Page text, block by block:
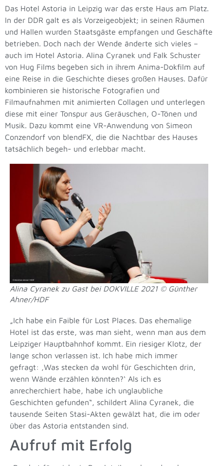
Das Hotel Astoria in Leipzig war das erste Haus am Platz.
In der DDR galt es als Vorzeigeobjekt; in seinen Räumen
und Hallen wurden Staatsgäste empfangen und Geschäfte
betrieben. Doch nach der Wende änderte sich vieles –
auch im Hotel Astoria. Alina Cyranek und Falk Schuster
von Hug Films begeben sich in ihrem Anima-Dokfilm auf
eine Reise in die Geschichte dieses großen Hauses. Dafür
kombinieren sie historische Fotografien und
Filmaufnahmen mit animierten Collagen und unterlegen
diese mit einer Tonspur aus Geräuschen, O-Tönen und
Musik. Dazu kommt eine VR-Anwendung von Simeon
Conzendorf von blendFX, die die Nachtbar des Hauses
tatsächlich begeh- und erlebbar macht.
Alina Cyranek zu Gast bei DOKVILLE 2021 © Günther
Ahner/HDF
„Ich habe ein Faible für Lost Places. Das ehemalige
Hotel ist das erste, was man sieht, wenn man aus dem
Leipziger Hauptbahnhof kommt. Ein riesiger Klotz, der
lange schon verlassen ist. Ich habe mich immer
gefragt: ‚Was stecken da wohl für Geschichten drin,
wenn Wände erzählen könnten?‘ Als ich es
anrecherchiert habe, habe ich unglaubliche
Geschichten gefunden“, schildert Alina Cyranek, die
tausende Seiten Stasi-Akten gewälzt hat, die im oder
über das Astoria entstanden sind.
Aufruf mit Erfolg